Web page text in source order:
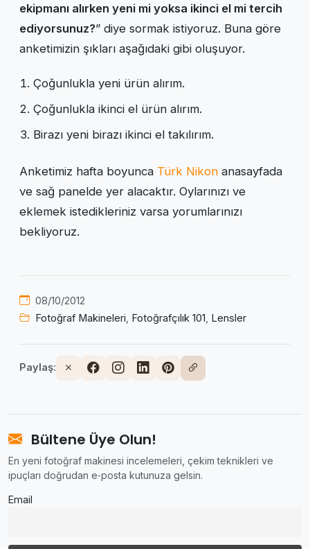
ekipmanı alırken yeni mi yoksa ikinci el mi tercih
ediyorsunuz?” diye sormak istiyoruz. Buna göre
anketimizin şıkları aşağıdaki gibi oluşuyor.
Çoğunlukla yeni ürün alırım.
Çoğunlukla ikinci el ürün alırım.
Birazı yeni birazı ikinci el takılırım.
Anketimiz hafta boyunca Türk Nikon anasayfada
ve sağ panelde yer alacaktır. Oylarınızı ve
eklemek istedikleriniz varsa yorumlarınızı
bekliyoruz.
08/10/2012
Fotoğraf Makineleri Fotoğrafçılık 101 Lensler
Paylaş:
Bültene Üye Olun!
En yeni fotoğraf makinesi incelemeleri, çekim teknikleri ve
ipuçları doğrudan e‑posta kutunuza gelsin.
Email